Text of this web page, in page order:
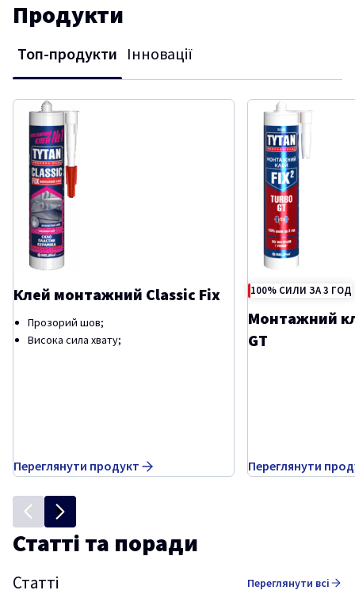
Продукти
Топ-продукти Інновації
Клей монтажний Classic Fix
Прозорий шов;
Висока сила хвату;
Переглянути продукт
100% CИЛИ ЗА 3 ГОД
Монтажний
GT
Переглянути
Статті та поради
Статті Переглянути всі